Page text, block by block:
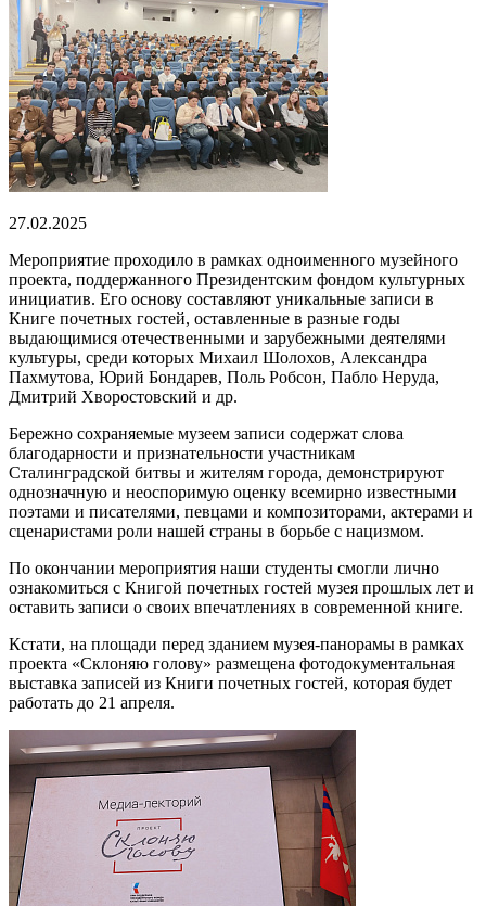
27.02.2025
Мероприятие проходило в рамках одноименного музейного
проекта, поддержанного Президентским фондом культурных
инициатив. Его основу составляют уникальные записи в
Книге почетных гостей, оставленные в разные годы
выдающимися отечественными и зарубежными деятелями
культуры, среди которых Михаил Шолохов, Александра
Пахмутова, Юрий Бондарев, Поль Робсон, Пабло Неруда,
Дмитрий Хворостовский и др.
Бережно сохраняемые музеем записи содержат слова
благодарности и признательности участникам
Сталинградской битвы и жителям города, демонстрируют
однозначную и неоспоримую оценку всемирно известными
поэтами и писателями, певцами и композиторами, актерами и
сценаристами роли нашей страны в борьбе с нацизмом.
По окончании мероприятия наши студенты смогли лично
ознакомиться с Книгой почетных гостей музея прошлых лет и
оставить записи о своих впечатлениях в современной книге.
Кстати, на площади перед зданием музея-панорамы в рамках
проекта «Склоняю голову» размещена фотодокументальная
выставка записей из Книги почетных гостей, которая будет
работать до 21 апреля.